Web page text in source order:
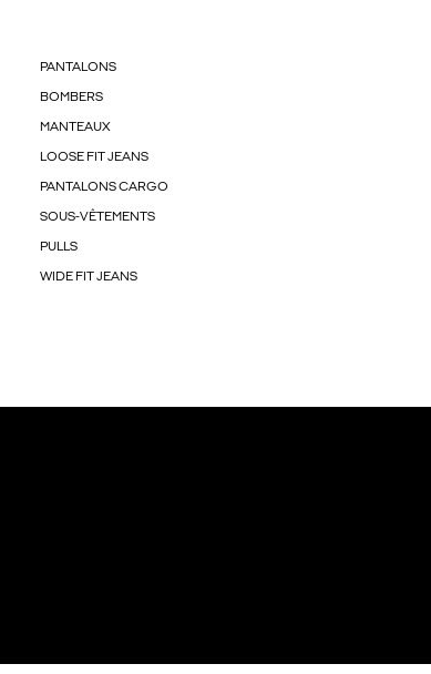
PANTALONS
BOMBERS
MANTEAUX
LOOSE FIT JEANS
PANTALONS CARGO
SOUS-VÊTEMENTS
PULLS
WIDE FIT JEANS